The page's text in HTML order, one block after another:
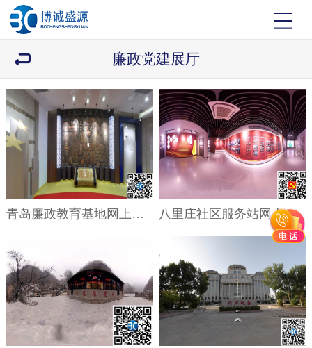
廉政党建展厅
青岛廉政教育基地网上展厅 八里庄社区服务站网上展厅